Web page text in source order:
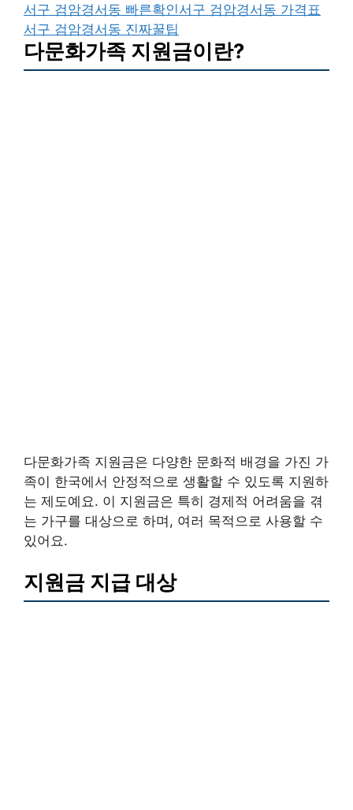
서구 검암경서동 빠른확인서구 검암경서동 가격표
서구 검암경서동 진짜꿀팁
다문화가족 지원금이란?
다문화가족 지원금은 다양한 문화적 배경을 가진 가
족이 한국에서 안정적으로 생활할 수 있도록 지원하
는 제도예요. 이 지원금은 특히 경제적 어려움을 겪
는 가구를 대상으로 하며, 여러 목적으로 사용할 수
있어요.
지원금 지급 대상